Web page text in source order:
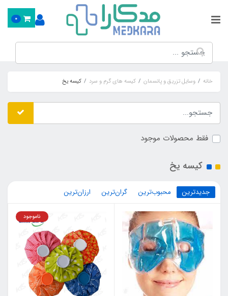
0
خانه وسایل تزریق و پانسمان کیسه های گرم و سرد کیسه یخ
فقط محصولات موجود
کیسه یخ
جدیدترین محبوب‌ترین گران‌ترین ارزان‌ترین
ناموجود